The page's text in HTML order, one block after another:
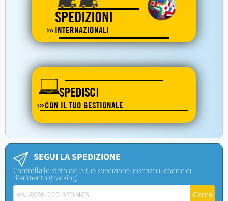
SPEDIZIONI
INTERNAZIONALI
SPEDISCI
CON IL TUO GESTIONALE
SEGUI LA SPEDIZIONE
Controlla lo stato della tua spedizione, inserisci il codice di
riferimento (tracking)